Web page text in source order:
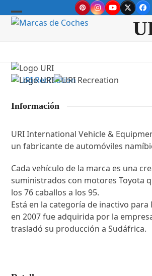
to
PinterestInstagram
YouTube
Twitter
Open
Close
Información
URI International Vehicle &
un fabricante de automóviles
Cada vehículo de la marca es una
suministrados con motores Toyota
los 76 caballos a los 95.
Está en la categoría de inactivo para
en 2007 fue adquirida por la
trasladó su producción a Sudáfrica.